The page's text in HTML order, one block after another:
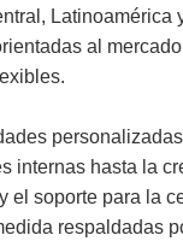
Latinoamérica
al
internas hasta la
el soporte para la
respaldadas